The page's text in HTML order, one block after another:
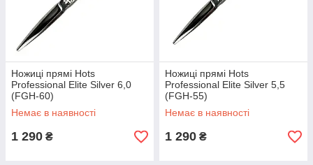
Ножиці прямі Hots
Professional Elite Silver 6,0
(FGH-60)
Немає в наявності
1 290 ₴
Ножиці прямі Hots
Professional Elite Silver 5,5
(FGH-55)
Немає в наявності
1 290 ₴